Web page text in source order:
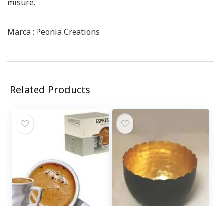
misure.
Marca : Peonia Creations
Related Products